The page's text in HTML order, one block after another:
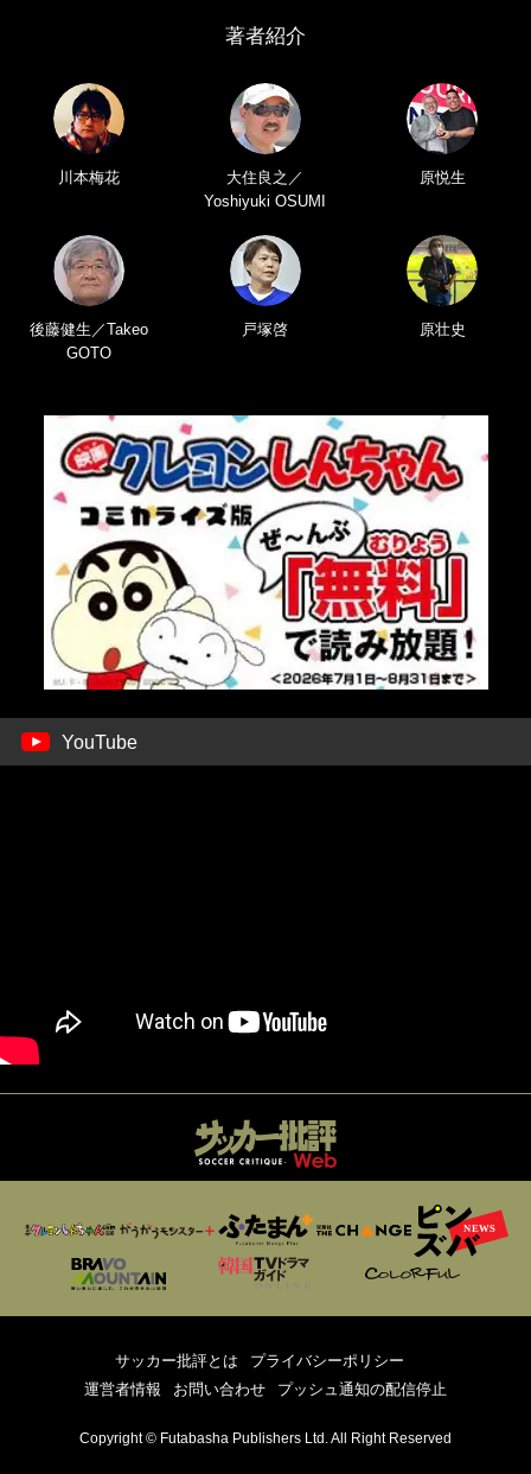
著者紹介
川本梅花
大住良之／
Yoshiyuki OSUMI
原悦生
後藤健生／Takeo
GOTO
戸塚啓 原壮史
YouTube
サッカー批評とは
プライバシーポリシー
運営者情報
お問い合わせ プッシュ通知の配信停止
Copyright © Futabasha Publishers Ltd. All Right Reserved